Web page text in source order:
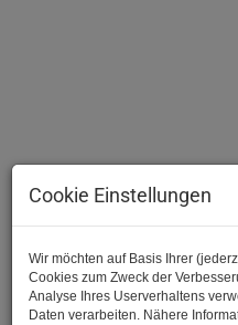
Cookie Einstellungen
Wir möchten auf Basis Ihrer
Cookies zum Zweck der
Analyse Ihres Userverhaltens
Daten verarbeiten. Nähere